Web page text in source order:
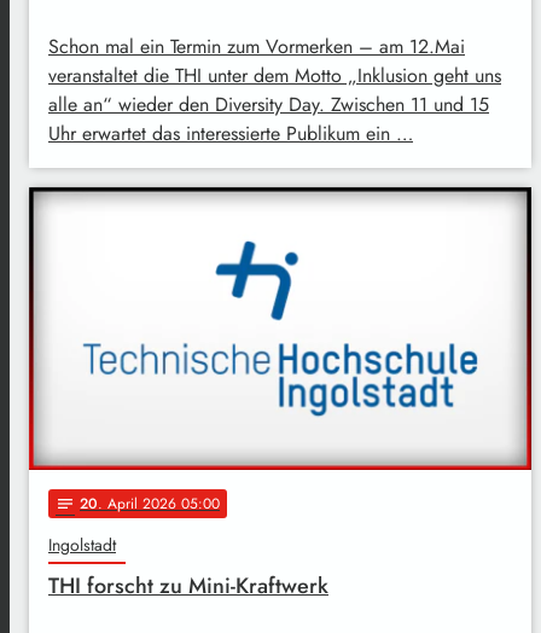
Schon mal ein Termin zum Vormerken – am 12.Mai
veranstaltet die THI unter dem Motto „Inklusion geht uns
alle an“ wieder den Diversity Day. Zwischen 11 und 15
Uhr erwartet das interessierte Publikum ein …
notes 20. April 2026 05:00
Ingolstadt
THI forscht zu Mini-Kraftwerk